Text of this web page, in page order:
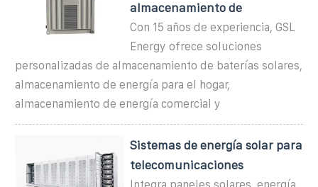
almacenamiento de
Con 15 años de experiencia, GSL
Energy ofrece soluciones
personalizadas de almacenamiento de baterías solares,
almacenamiento de energía para el hogar,
almacenamiento de energía comercial y
Sistemas de energía solar para
telecomunicaciones
Integra paneles solares, energía